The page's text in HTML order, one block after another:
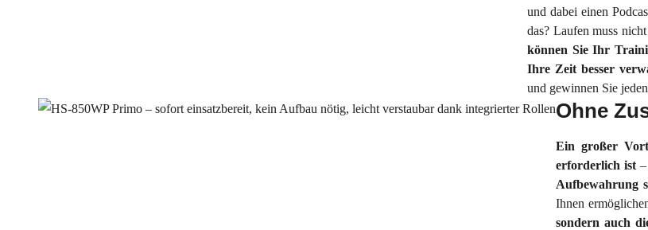
und dabei einen
das? Laufen muss
können Sie Ihr
Ihre Zeit besser
und gewinnen Sie
Ohne
Ein großer
erforderlich ist
Aufbewahrung
Ihnen
sondern auch